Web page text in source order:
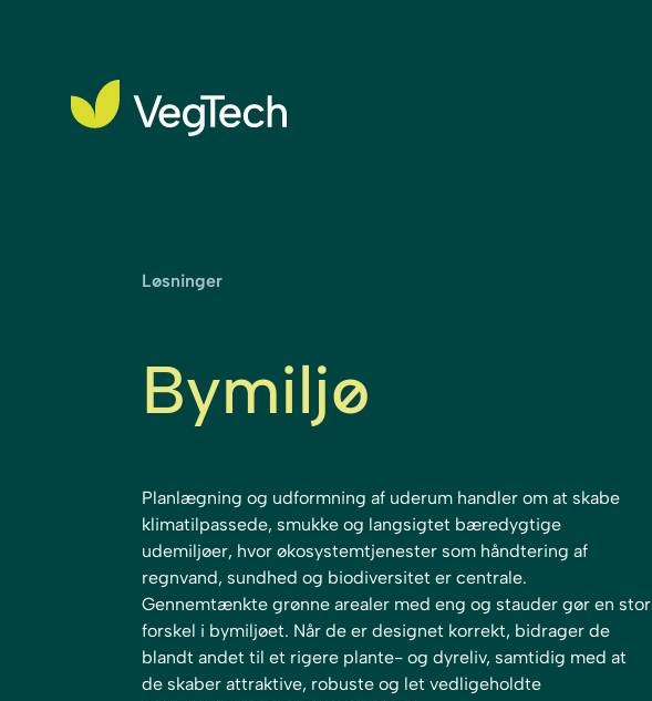
Løsninger
Bymiljø
Planlægning og udformning af uderum handler om at skabe
klimatilpassede, smukke og langsigtet bæredygtige
udemiljøer, hvor økosystemtjenester som håndtering af
regnvand, sundhed og biodiversitet er centrale.
Gennemtænkte grønne arealer med eng og stauder gør en stor
forskel i bymiljøet. Når de er designet korrekt, bidrager de
blandt andet til et rigere plante- og dyreliv, samtidig med at
de skaber attraktive, robuste og let vedligeholdte